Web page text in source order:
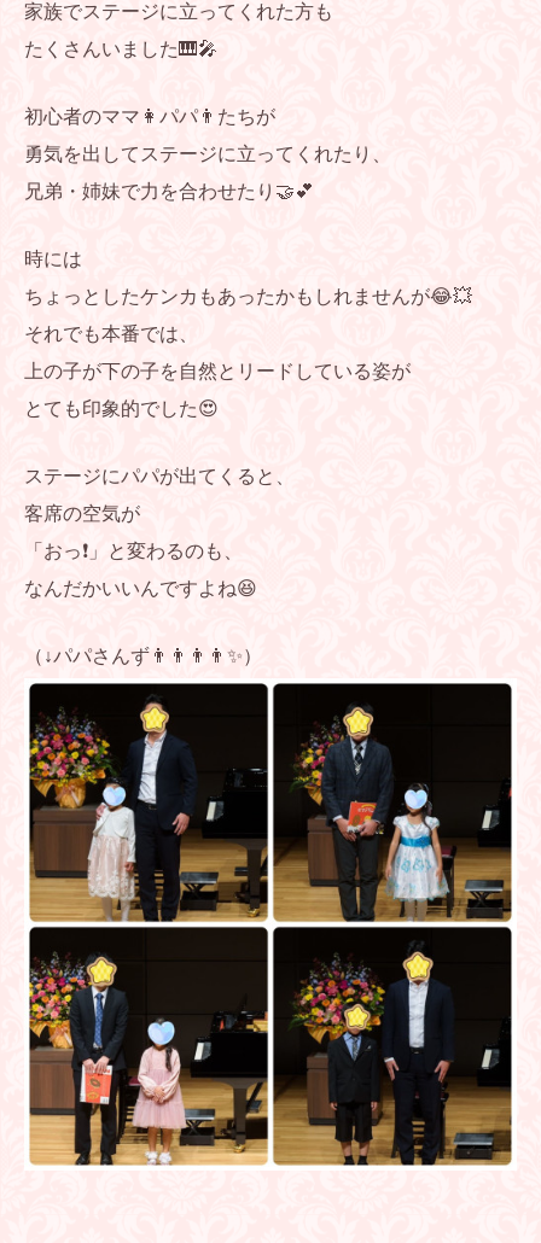
家族でステージに立ってくれた方も
たくさんいました🎹🎤
初心者のママ👩パパ👨たちが
勇気を出してステージに立ってくれたり、
兄弟・姉妹で力を合わせたり🤝💕
時には
ちょっとしたケンカもあったかもしれませんが😂💥
それでも本番では、
上の子が下の子を自然とリードしている姿が
とても印象的でした😍
ステージにパパが出てくると、
客席の空気が
「おっ❗️」と変わるのも、
なんだかいいんですよね😆
（↓パパさんず👨👨👨👨✨）